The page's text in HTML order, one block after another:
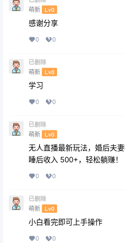
萌新 Lv0
感谢分享
0 0
已删除
萌新 Lv0
学习
0 0
已删除
萌新 Lv0
无人直播最新玩法，婚后夫
睡后收入 500+，轻松躺赚！
0 0
已删除
萌新 Lv0
小白看完即可上手操作
0 0